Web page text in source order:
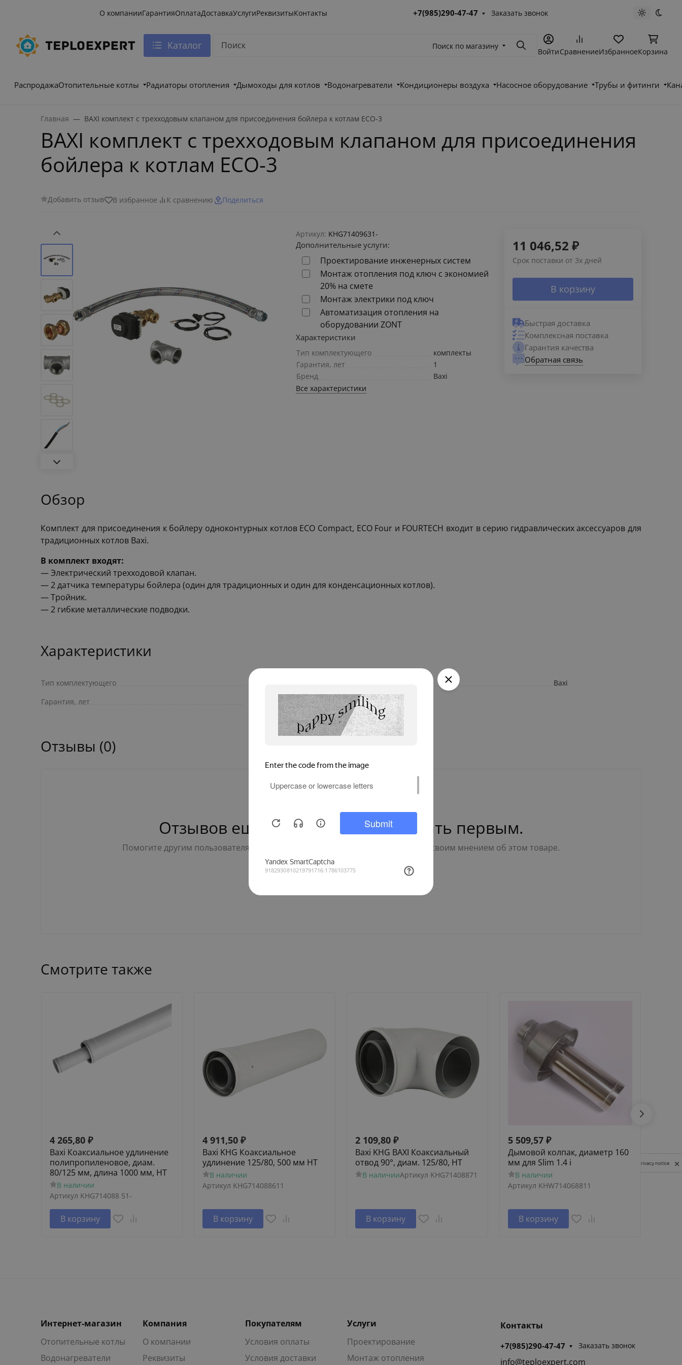
О компанииГарантияОплатаДоставкаУслугиРеквизитыКонтакты +7(985)290-47-47 Заказать звонок Светлая
Каталог Поиск по магазину ПоискВойтиСравнениеИзбранноеКорзина
РаспродажаОтопительные котлы Радиаторы отопления Дымоходы для котлов Водонагреватели Кондиционеры воздуха Насосное оборудование Трубы и фитинги
Главная BAXI комплект с трехходовым клапаном для присоединения бойлера к котлам ECO-3
BAXI комплект с трехходовым клапаном для присоединения
бойлера к котлам ECO-3
Добавить отзыв В избранное К сравнению Поделиться
Артикул: KHG71409631-
Дополнительные услуги:
Проектирование инженерных систем
Монтаж отопления под ключ с экономией
20% на смете
Монтаж электрики под ключ
Автоматизация отопления на
оборудовании ZONT
Характеристики
Тип комплектующего
комплекты
Гарантия, лет
1
Бренд
Baxi
Все характеристики
11 046,52 ₽
Срок поставки от 3х дней
В корзину
Быстрая доставка
Комплексная поставка
Гарантия качества
Обратная связь
Обзор
Комплект для присоединения к бойлеру одноконтурных котлов ECO Compact, ECO Four и FOURTECH входит в серию гидравлических аксессуаров для
традиционных котлов Baxi.
В комплект входят:
— Электрический трехходовой клапан.
— 2 датчика температуры бойлера (один для традиционных и один для конденсационных котлов).
— Тройник.
— 2 гибкие металлические подводки.
Характеристики
Тип комплектующего
Гарантия, лет
Baxi
Отзывы (0)
Отзывов ещё нет — ваш может стать первым.
Помогите другим пользователям с выбором - будьте первым, кто поделится своим мнением об этом товаре.
Написать отзыв
Смотрите также
4 265,80 ₽
Baxi Коаксиальное удлинение
полипропиленовое, диам.
80/125 мм, длина 1000 мм, HT
В наличии
Артикул KHG714088 51-
В корзину
4 911,50 ₽
Baxi KHG Коаксиальное
удлинение 125/80, 500 мм HT
В наличии
Артикул KHG714088611
В корзину
2 109,80 ₽
Baxi KHG BAXI Коаксиальный
отвод 90°, диам. 125/80, HT
В наличииАртикул KHG71408871
В корзину
5 509,57 ₽
Дымовой колпак, диаметр 160
мм для Slim 1.4 i
В наличии
Артикул KHW714068811
В корзину
Интернет-магазин
Отопительные котлы
Водонагреватели
Компания
О компании
Реквизиты
Покупателям
Условия оплаты
Условия доставки
Услуги
Проектирование
Монтаж отопления
Контакты
+7(985)290-47-47 Заказать звонок
info@teploexpert.com
Privacy notice